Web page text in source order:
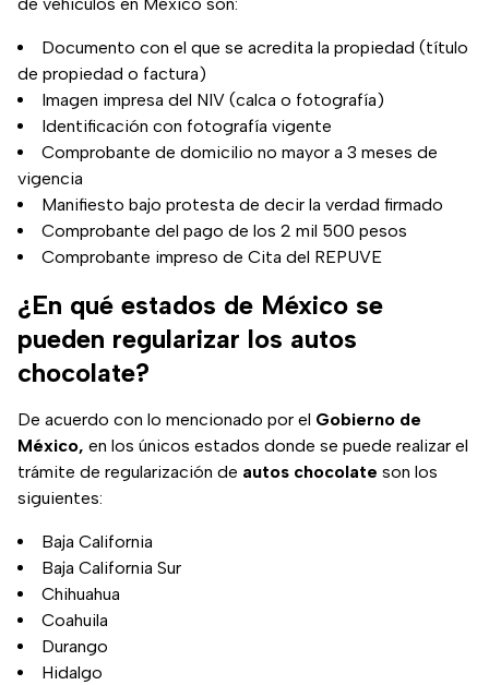
Documento con el que se acredita la propiedad (título
de propiedad o factura)
Imagen impresa del NIV (calca o fotografía)
Identificación con fotografía vigente
Comprobante de domicilio no mayor a 3 meses de
vigencia
Manifiesto bajo protesta de decir la verdad firmado
Comprobante del pago de los 2 mil 500 pesos
Comprobante impreso de Cita del REPUVE
¿En qué estados de México se
pueden regularizar los autos
chocolate?
De acuerdo con lo mencionado por el Gobierno de
México, en los únicos estados donde se puede realizar el
trámite de regularización de autos chocolate son los
siguientes:
Baja California
Baja California Sur
Chihuahua
Coahuila
Durango
Hidalgo